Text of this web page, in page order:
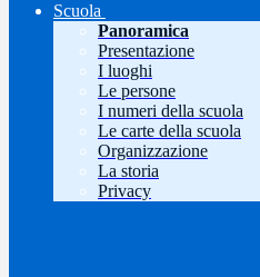
Scuola
Panoramica
Presentazione
I luoghi
Le persone
I numeri della scuola
Le carte della scuola
Organizzazione
La storia
Privacy